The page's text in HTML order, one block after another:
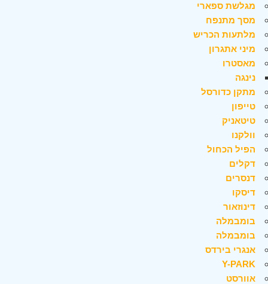
מגלשת ספארי
מסך מתנפח
מלתעות הכריש
מיני אתגרון
מאסטרו
נינגה
מתקן כדורסל
טייפון
טיטאניק
וולקנו
הפיל הכחול
דקלים
דנסרים
דיסקו
דינוזאור
בומבמלה
בומבמלה
אנגרי בירדס
Y-PARK
אוורסט